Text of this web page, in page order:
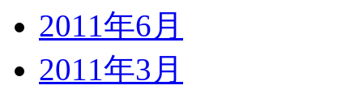
2011年6月
2011年3月